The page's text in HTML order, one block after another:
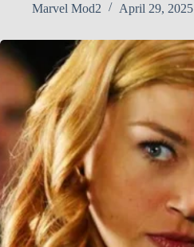
Marvel Mod2
April 29, 2025